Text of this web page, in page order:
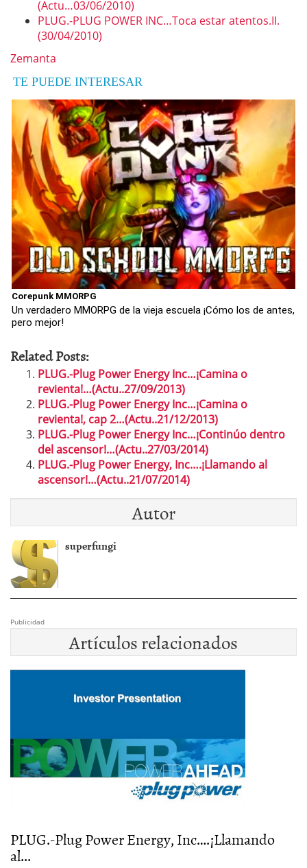
(Actu…03/06/2010)
PLUG.-PLUG POWER INC…Toca estar atentos.II.
(30/04/2010)
Zemanta
TE PUEDE INTERESAR
Corepunk MMORPG
Un verdadero MMORPG de la vieja escuela ¡Cómo los de antes,
pero mejor!
Related Posts:
PLUG.-Plug Power Energy Inc…¡Camina o
revienta!…(Actu..27/09/2013)
PLUG.-Plug Power Energy Inc…¡Camina o
revienta!, cap 2…(Actu..21/12/2013)
PLUG.-Plug Power Energy Inc…¡Continúo dentro
del ascensor!…(Actu..27/03/2014)
PLUG.-Plug Power Energy, Inc….¡Llamando al
ascensor!…(Actu..21/07/2014)
Autor
superfungi
Publicidad
Artículos relacionados
PLUG.-Plug Power Energy, Inc….¡Llamando
al...